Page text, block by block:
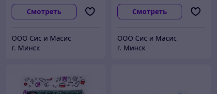
Смотреть
ООО Сис и Масис
г. Минск
Смотреть
ООО Сис и Масис
г. Минск